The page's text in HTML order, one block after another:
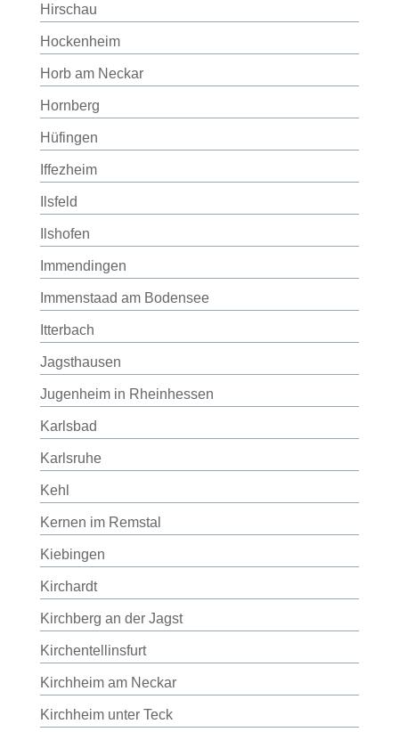
Hirschau
Hockenheim
Horb am Neckar
Hornberg
Hüfingen
Iffezheim
Ilsfeld
Ilshofen
Immendingen
Immenstaad am Bodensee
Itterbach
Jagsthausen
Jugenheim in Rheinhessen
Karlsbad
Karlsruhe
Kehl
Kernen im Remstal
Kiebingen
Kirchardt
Kirchberg an der Jagst
Kirchentellinsfurt
Kirchheim am Neckar
Kirchheim unter Teck